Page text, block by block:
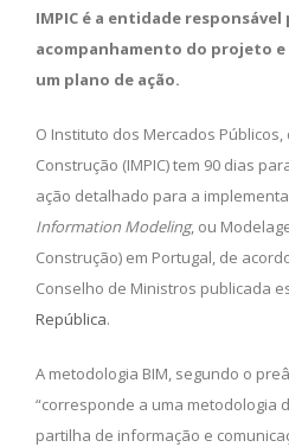
IMPIC é a entidade
acompanhamento do projeto e
um plano de ação.
O Instituto dos Mercados
Construção (IMPIC) tem 90 dias
ação detalhado para a
Information Modeling, ou
Construção) em Portugal, de
Conselho de Ministros publicada
República.
A metodologia BIM, segundo o
“corresponde a uma metodologia
partilha de informação e